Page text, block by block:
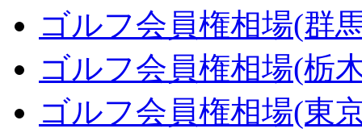
ゴルフ会員権相場(群
ゴルフ会員権相場(栃
ゴルフ会員権相場(東